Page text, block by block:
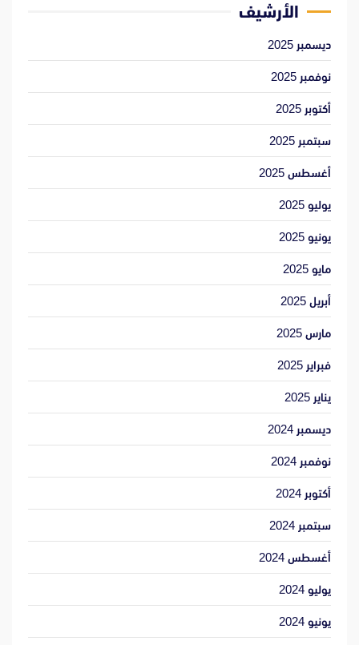
الأرشيف
ديسمبر 2025
نوفمبر 2025
أكتوبر 2025
سبتمبر 2025
أغسطس 2025
يوليو 2025
يونيو 2025
مايو 2025
أبريل 2025
مارس 2025
فبراير 2025
يناير 2025
ديسمبر 2024
نوفمبر 2024
أكتوبر 2024
سبتمبر 2024
أغسطس 2024
يوليو 2024
يونيو 2024